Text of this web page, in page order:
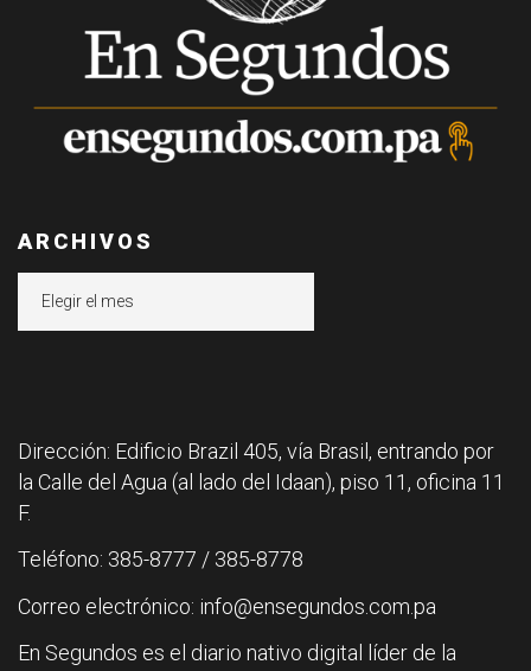
ARCHIVOS
Dirección: Edificio Brazil 405, vía Brasil, entrando por
la Calle del Agua (al lado del Idaan), piso 11, oficina 11
F.
Teléfono: 385-8777 / 385-8778
Correo electrónico: info@ensegundos.com.pa
En Segundos es el diario nativo digital líder de la